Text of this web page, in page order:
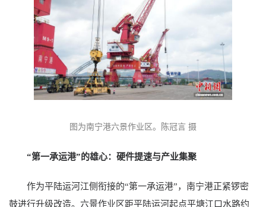
图为南宁港六景作业区。陈冠言 摄
“第一承运港”的雄心：硬件提速与产业集聚
作为平陆运河江侧衔接的“第一承运港”，南宁港正紧锣密
鼓进行升级改造。六景作业区距平陆运河起点平塘江口水路约